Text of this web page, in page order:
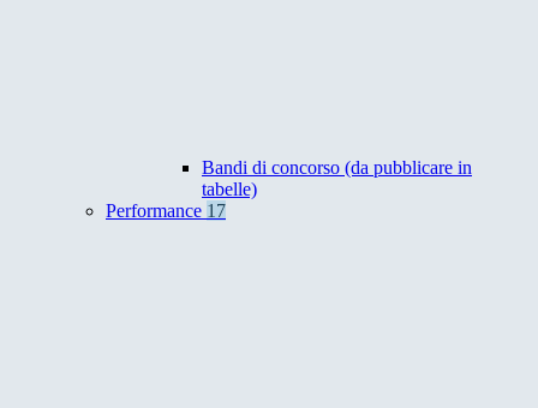
Bandi di concorso (da pubblicare in
tabelle)
Performance 17